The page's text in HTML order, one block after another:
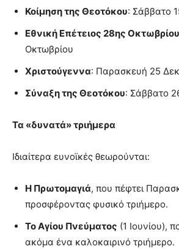
Κοίμηση της Θεοτόκου: Σάββατο
Εθνική Επέτειος 28ης Οκτωβρίου
Οκτωβρίου
Χριστούγεννα: Παρασκευή 25
Σύναξη της Θεοτόκου: Σάββατο
Τα «δυνατά» τριήμερα
Ιδιαίτερα ευνοϊκές θεωρούνται:
Η Πρωτομαγιά, που πέφτει
προσφέροντας φυσικό τριήμερο.
Το Αγίου Πνεύματος (1 Ιουνίου),
ακόμα ένα καλοκαιρινό τριήμερο.